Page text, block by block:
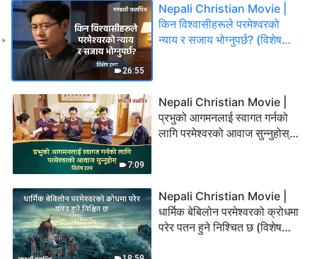
26:55
Nepali Christian Movie |
किन विश्‍वासीहरूले परमेश्‍वरको
न्याय र सजाय भोग्‍नुपर्छ? (विशेष
7:09
Nepali Christian Movie |
प्रभुको आगमनलाई स्वागत गर्नको
लागि परमेश्‍वरको आवाज सुन्‍नुहोस्
Nepali Christian Movie |
धार्मिक बेबिलोन परमेश्‍वरको क्रोधमा
परेर पतन हुने निश्चित छ (विशेष